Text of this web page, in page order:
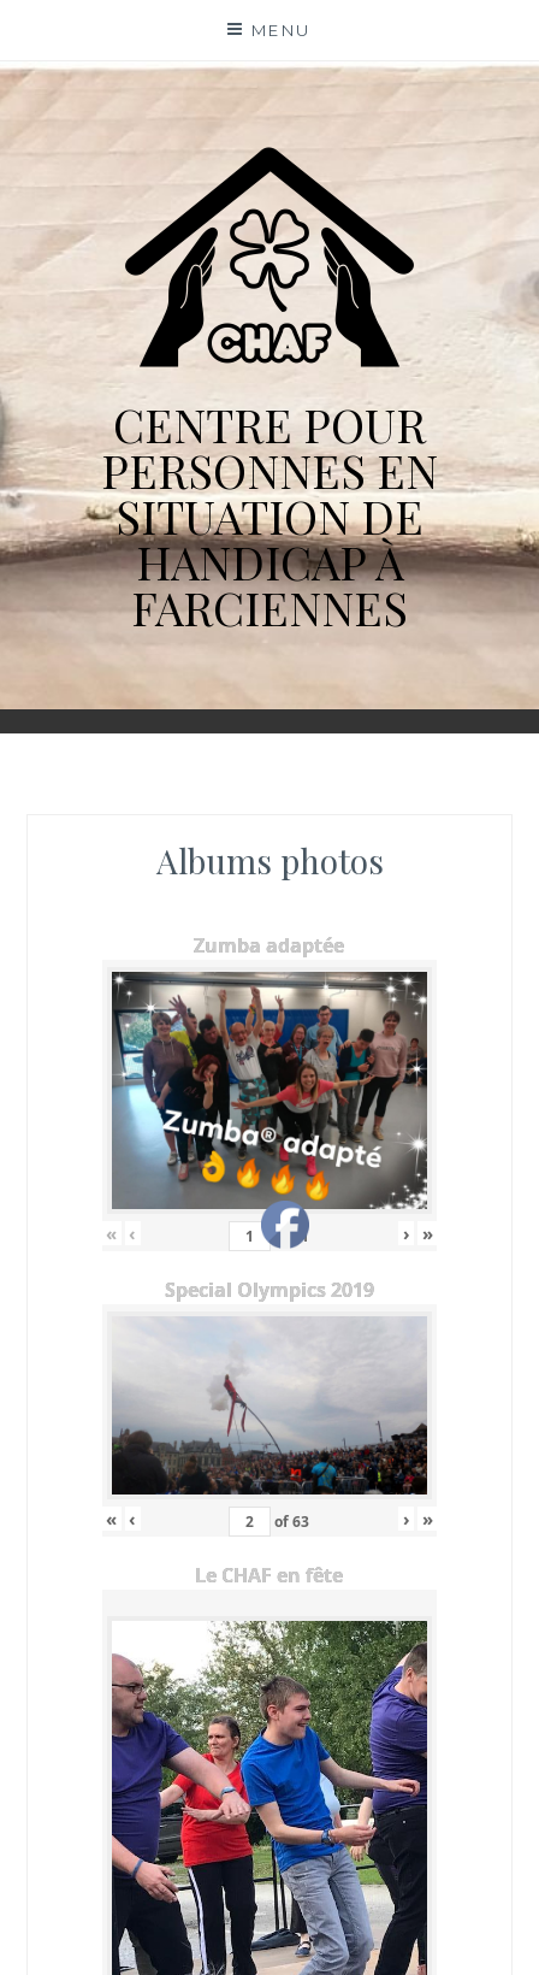
content
MENU
CENTRE POUR
PERSONNES EN
SITUATION DE
HANDICAP À
FARCIENNES
Albums photos
Zumba adaptée
« ‹ of11 › »
Special Olympics 2019
« ‹ of63 › »
Le CHAF en fête